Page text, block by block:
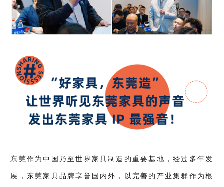
东莞作为中国乃至世界家具制造的重要基地，经过多年发
展，东莞家具品牌享誉国内外，以完善的产业集群作为根